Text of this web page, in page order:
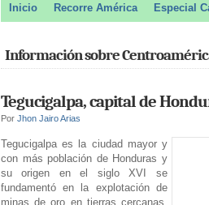
Inicio Recorre América Especial
Información sobre
Tegucigalpa, capital de
Por Jhon Jairo Arias
Tegucigalpa es la ciudad mayor y
con más población de Honduras y
su origen en el siglo XVI se
fundamentó en la explotación de
minas de oro en tierras cercanas.